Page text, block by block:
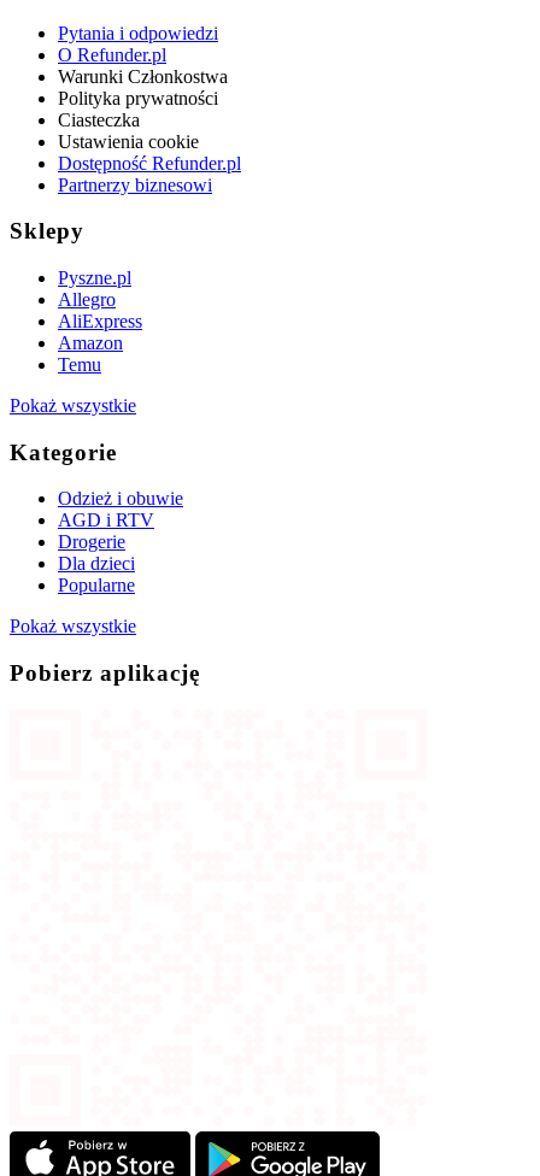
Pytania i odpowiedzi
O Refunder.pl
Warunki Członkostwa
Polityka prywatności
Ciasteczka
Ustawienia cookie
Dostępność Refunder.pl
Partnerzy biznesowi
Sklepy
Pyszne.pl
Allegro
AliExpress
Amazon
Temu
Pokaż wszystkie
Kategorie
Odzież i obuwie
AGD i RTV
Drogerie
Dla dzieci
Popularne
Pokaż wszystkie
Pobierz aplikację